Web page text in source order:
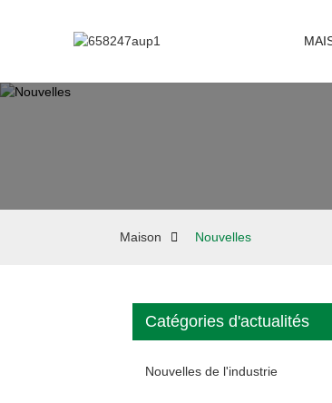
Maison Nouvelles
Catégories d'actualités
Nouvelles de l'industrie